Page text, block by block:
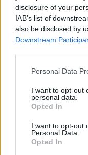
disclosure of your
IAB’s list of
also be disclosed by
Downstream
Personal Data
I want to opt-out
personal data.
Opted In
I want to opt-out
Personal Data.
Opted In
2025-07-12
Regime di
prof. o sett.disp.rità
mesi, o
2025-07-11
Regime di
prof. o sett.disp.rità
mesi, o
INPS